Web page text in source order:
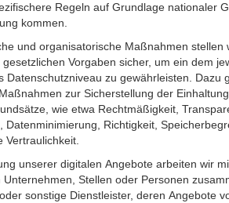
Regeln auf Grundlage nationaler
kommen.
und organisatorische Maßnahmen stellen
Vorgaben sicher, um ein dem
Datenschutzniveau zu gewährleisten. Dazu
zur Sicherstellung der
wie etwa Rechtmäßigkeit,
Datenminimierung, Richtigkeit,
Vertraulichkeit.
unserer digitalen Angebote arbeiten wir
Unternehmen, Stellen oder Personen
sonstige Dienstleister, deren Angebote